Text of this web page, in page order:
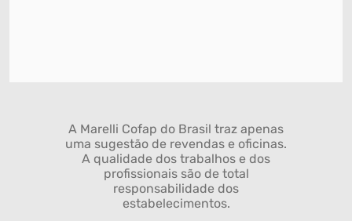
A Marelli Cofap do Brasil traz apenas
uma sugestão de revendas e oficinas.
A qualidade dos trabalhos e dos
profissionais são de total
responsabilidade dos
estabelecimentos.